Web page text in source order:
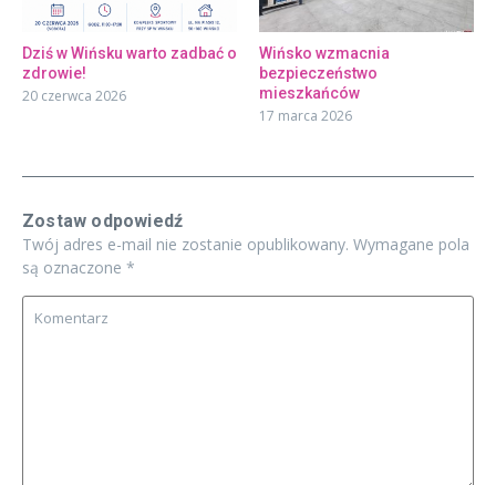
Dziś w Wińsku warto zadbać o
zdrowie!
20 czerwca 2026
Wińsko wzmacnia
bezpieczeństwo
mieszkańców
17 marca 2026
Zostaw odpowiedź
Twój adres e-mail nie zostanie opublikowany. Wymagane pola
są oznaczone *